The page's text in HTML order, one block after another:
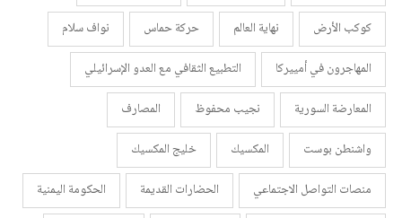
كوكب الأرض
نهاية العالم حركة حماس
نواف سلام
المهاجرون في أمييركا
التطبيع الثقافي مع العدو الإسرائيلي
المعارضة السورية
نجيب محفوظ
المصارف
واشنطن بوست
المكسيك
خليج المكسيك
منصات التواصل الاجتماعي
الحضارات القديمة
الحكومة اليمنية